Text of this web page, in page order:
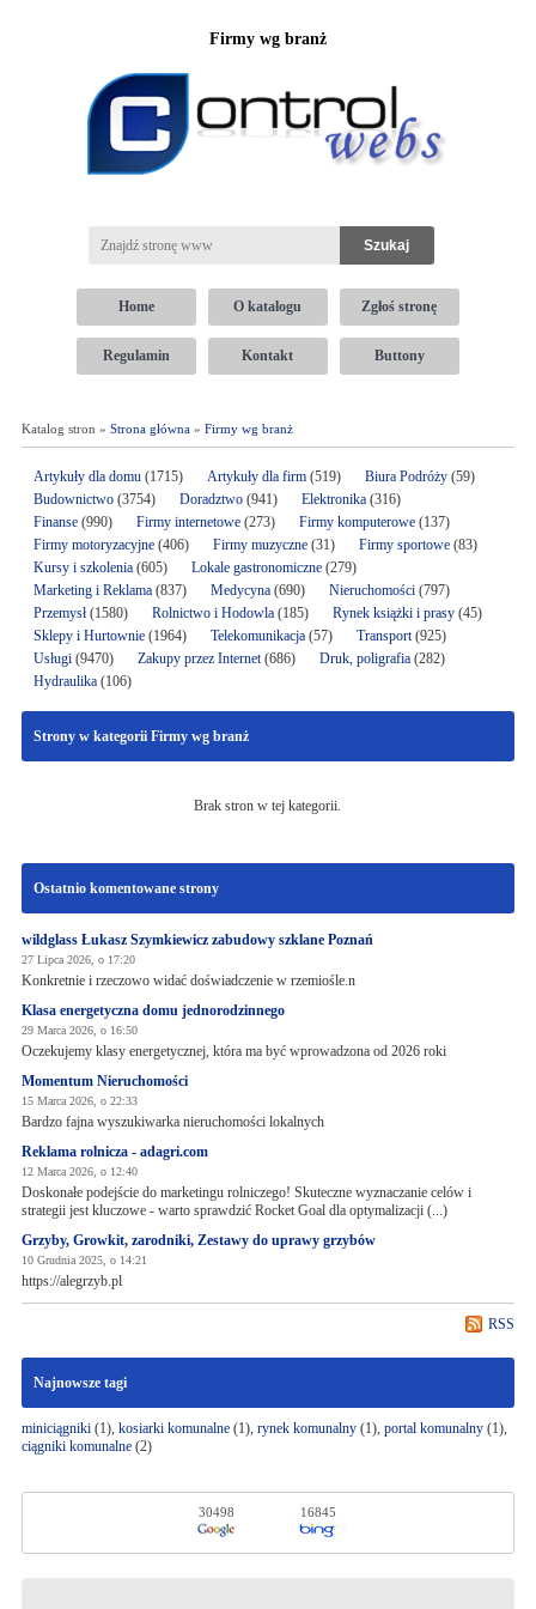
Firmy wg branż
Home O katalogu Zgłoś stronę
Regulamin Kontakt Buttony
Katalog stron » Strona główna» Firmy wg branż
Artykuły dla domu(1715) Artykuły dla firm(519) Biura Podróży(59)
Budownictwo(3754) Doradztwo(941) Elektronika (316)
Finanse(990) Firmy internetowe (273) Firmy komputerowe(137)
Firmy motoryzacyjne(406) Firmy muzyczne(31) Firmy sportowe(83)
Kursy i szkolenia(605) Lokale gastronomiczne(279)
Marketing i Reklama(837) Medycyna(690) Nieruchomości(797)
Przemysł(1580) Rolnictwo i Hodowla(185) Rynek książki i prasy(45)
Sklepy i Hurtownie(1964) Telekomunikacja(57) Transport(925)
Usługi(9470) Zakupy przez Internet(686) Druk, poligrafia(282)
Hydraulika(106)
Strony w kategorii Firmy wg branż
Brak stron w tej kategorii.
Ostatnio komentowane strony
wildglass Łukasz Szymkiewicz zabudowy szklane Poznań
27 Lipca 2026, o 17:20
Konkretnie i rzeczowo widać doświadczenie w rzemiośle.n
Klasa energetyczna domu jednorodzinnego
29 Marca 2026, o 16:50
Oczekujemy klasy energetycznej, która ma być wprowadzona od 2026 roki
Momentum Nieruchomości
15 Marca 2026, o 22:33
Bardzo fajna wyszukiwarka nieruchomości lokalnych
Reklama rolnicza - adagri.com
12 Marca 2026, o 12:40
Doskonałe podejście do marketingu rolniczego! Skuteczne wyznaczanie celów i
strategii jest kluczowe - warto sprawdzić Rocket Goal dla optymalizacji (...)
Grzyby, Growkit, zarodniki, Zestawy do uprawy grzybów
10 Grudnia 2025, o 14:21
https://alegrzyb.pl
RSS
Najnowsze tagi
miniciągniki(1), kosiarki komunalne(1), rynek komunalny(1), portal komunalny(1),
ciągniki komunalne(2)
30498 16845